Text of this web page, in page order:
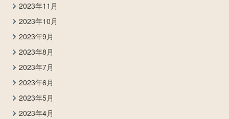
2023年11月
2023年10月
2023年9月
2023年8月
2023年7月
2023年6月
2023年5月
2023年4月